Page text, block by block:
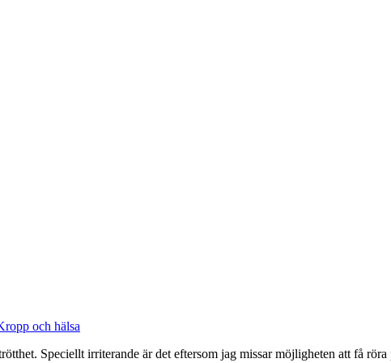
och hälsa
Speciellt irriterande är det eftersom jag missar möjligheten att få